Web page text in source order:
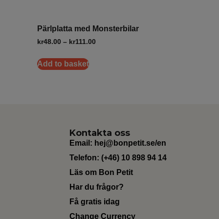
Pärlplatta med Monsterbilar
kr48.00 – kr111.00
Add to basket
Kontakta oss
Email: hej@bonpetit.se/en
Telefon: (+46) 10 898 94 14
Läs om Bon Petit
Har du frågor?
Få gratis idag
Change Currency